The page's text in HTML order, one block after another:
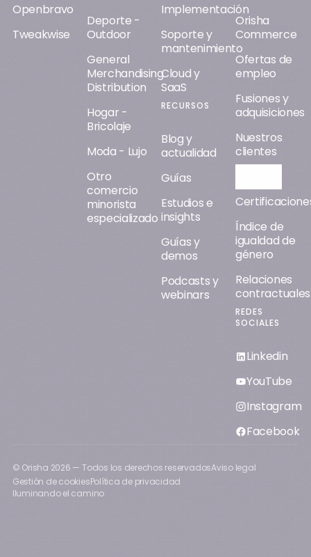
Openbravo
Tweakwise
Deporte -
Outdoor
General
Merchandising
Distribution
Hogar -
Bricolaje
Moda - Lujo
Otro
comercio
minorista
especializado
Implementación
Soporte y
mantenimiento
Cloud y
SaaS
RECURSOS
Blog y
actualidad
Guías
Estudios e
insights
Guías y
demos
Podcasts y
webinars
Orisha
Commerce
Ofertas de
empleo
Fusiones y
adquisiciones
Nuestros
clientes
Índice de
igualdad de
género
Relaciones
contractuales
REDES
SOCIALES
Linkedin
YouTube
Instagram
Facebook
© Orisha 2026 — Todos los derechos reservadosAviso legal
Gestión de cookiesPolítica de privacidad
Iluminando el camino